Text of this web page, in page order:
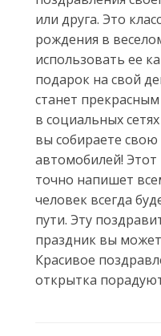
или друга. Это
рождения в
использовать ее
подарок на свой
станет
в социальных
вы собираете
автомобилей!
точно напишет
человек всегда
пути. Эту
праздник вы
Красивое
открытка